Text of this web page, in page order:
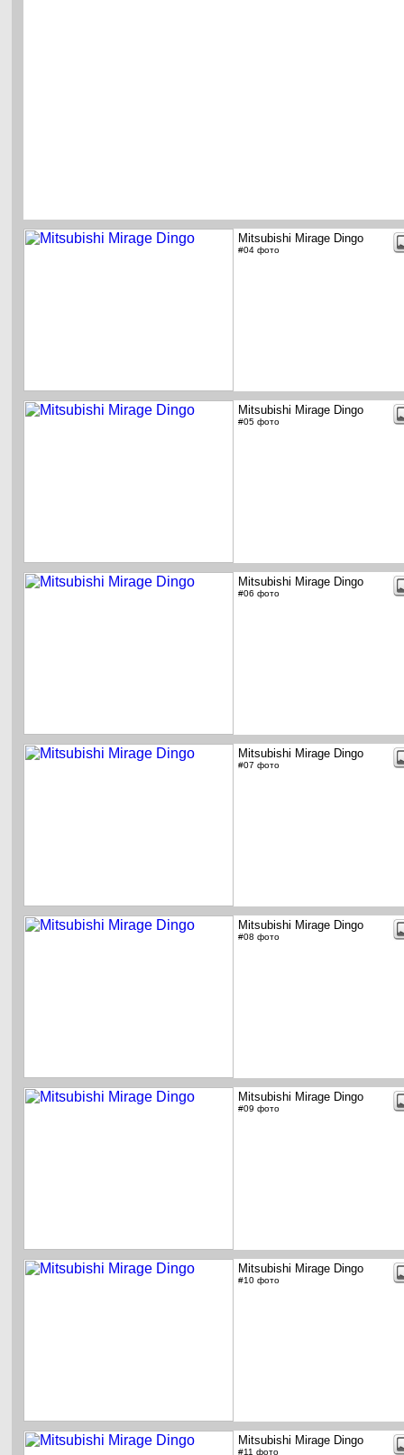
Mitsubishi Mirage Dingo
#04 фото
Mitsubishi Mirage Dingo
#05 фото
Mitsubishi Mirage Dingo
#06 фото
Mitsubishi Mirage Dingo
#07 фото
Mitsubishi Mirage Dingo
#08 фото
Mitsubishi Mirage Dingo
#09 фото
Mitsubishi Mirage Dingo
#10 фото
Mitsubishi Mirage Dingo
#11 фото